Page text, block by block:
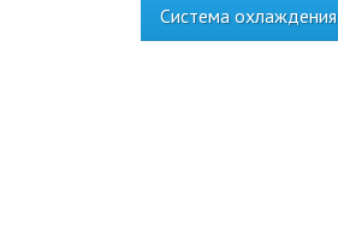
Система охлаждения